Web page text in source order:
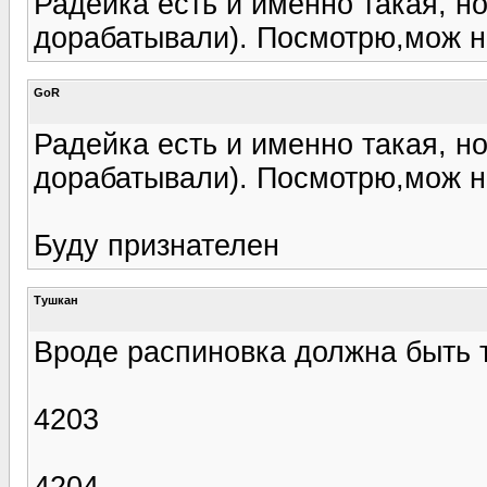
дорабатывали). Посмотрю,мож
GoR
Радейка есть и именно такая,
дорабатывали). Посмотрю,мож
Буду признателен
Tушкан
Вроде распиновка должна быть
4203